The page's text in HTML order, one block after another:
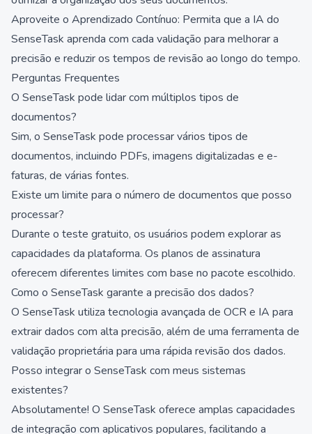
Aproveite o Aprendizado Contínuo: Permita que a IA do
SenseTask aprenda com cada validação para melhorar a
precisão e reduzir os tempos de revisão ao longo do tempo.
Perguntas Frequentes
O SenseTask pode lidar com múltiplos tipos de
documentos?
Sim, o SenseTask pode processar vários tipos de
documentos, incluindo PDFs, imagens digitalizadas e e-
faturas, de várias fontes.
Existe um limite para o número de documentos que posso
processar?
Durante o teste gratuito, os usuários podem explorar as
capacidades da plataforma. Os planos de assinatura
oferecem diferentes limites com base no pacote escolhido.
Como o SenseTask garante a precisão dos dados?
O SenseTask utiliza tecnologia avançada de OCR e IA para
extrair dados com alta precisão, além de uma ferramenta de
validação proprietária para uma rápida revisão dos dados.
Posso integrar o SenseTask com meus sistemas
existentes?
Absolutamente! O SenseTask oferece amplas capacidades
de integração com aplicativos populares, facilitando a